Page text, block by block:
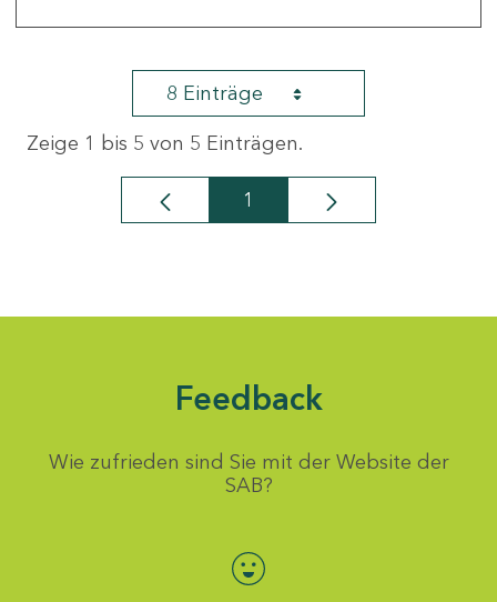
8 Einträge
Zeige 1 bis 5 von 5 Einträgen.
Seite
1
Feedback
Wie zufrieden sind Sie mit der Website der
SAB?
Bewertung auswählen